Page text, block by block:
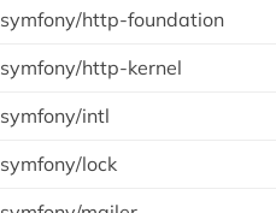
symfony/http-foundation
symfony/http-kernel
symfony/intl
symfony/lock